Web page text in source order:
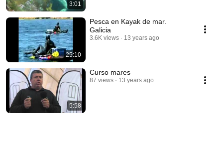
3:01
25:10
Pesca en Kayak de mar.
Galicia
3.6K views 13 years ago
5:58
Curso mares
87 views 13 years ago